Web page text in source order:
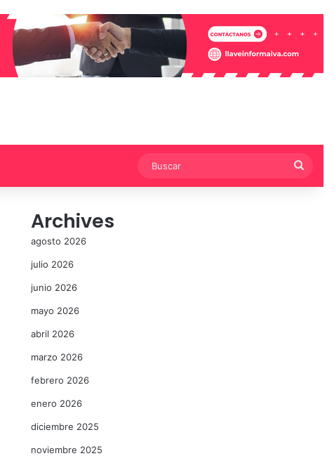
Archives
agosto 2026
julio 2026
junio 2026
mayo 2026
abril 2026
marzo 2026
febrero 2026
enero 2026
diciembre 2025
noviembre 2025